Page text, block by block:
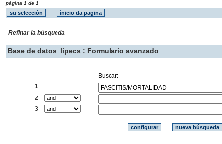
página 1 de 1
Refinar la búsqueda
Base de datos lipecs : Formulario avanzado
Buscar:
1
2
3